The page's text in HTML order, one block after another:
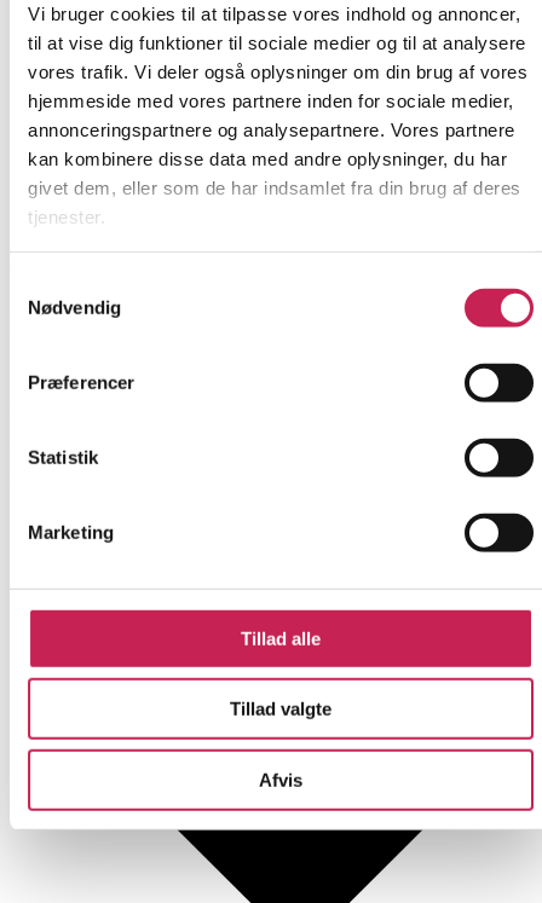
Vi bruger cookies til at tilpasse vores indhold og annoncer,
til at vise dig funktioner til sociale medier og til at analysere
vores trafik. Vi deler også oplysninger om din brug af vores
hjemmeside med vores partnere inden for sociale medier,
annonceringspartnere og analysepartnere. Vores partnere
kan kombinere disse data med andre oplysninger, du har
givet dem, eller som de har indsamlet fra din brug af deres
tjenester.
Nødvendig
Præferencer
Statistik
Marketing
Tillad alle
Tillad valgte
Afvis
Læs mere
Styrkelse af den mentale sundhed og de nære relationer
i familien
ØVRIGE
Bevilling:490.000